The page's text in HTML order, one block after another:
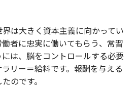
は大きく資本主義に向かってい
者に忠実に働いてもらう、常習
は、脳をコントロールする必要
リー＝給料です。報酬を与える
のです。